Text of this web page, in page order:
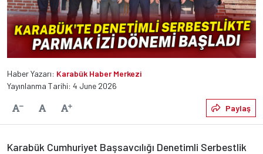
Haber Yazarı: Karabük Haber Merkezi
Yayınlanma Tarihi: 4 June 2026
Yazıyı KüçültVarsayılanYazıyı Büyüt Paylaş
Karabük Cumhuriyet Başsavcılığı Denetimli Serbestlik